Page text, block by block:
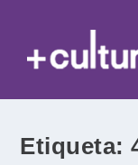
Etiqueta: